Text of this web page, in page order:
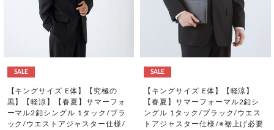
SALE
【キングサイズ E体】【究極の
黒】【軽涼】【春夏】サマーフォ
ーマル2釦シングル 1タック/ブラ
ック/ウエストアジャスター仕様/
SALE
【キングサイズ E体】【軽涼】
【春夏】サマーフォーマル2釦シ
ングル 1タック/ブラック/ウエス
トアジャスター仕様/※裾上げ必要